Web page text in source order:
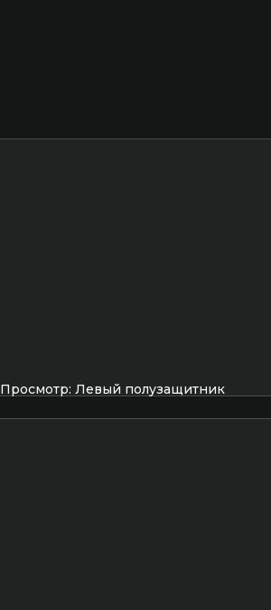
Просмотр: Левый полузащитник